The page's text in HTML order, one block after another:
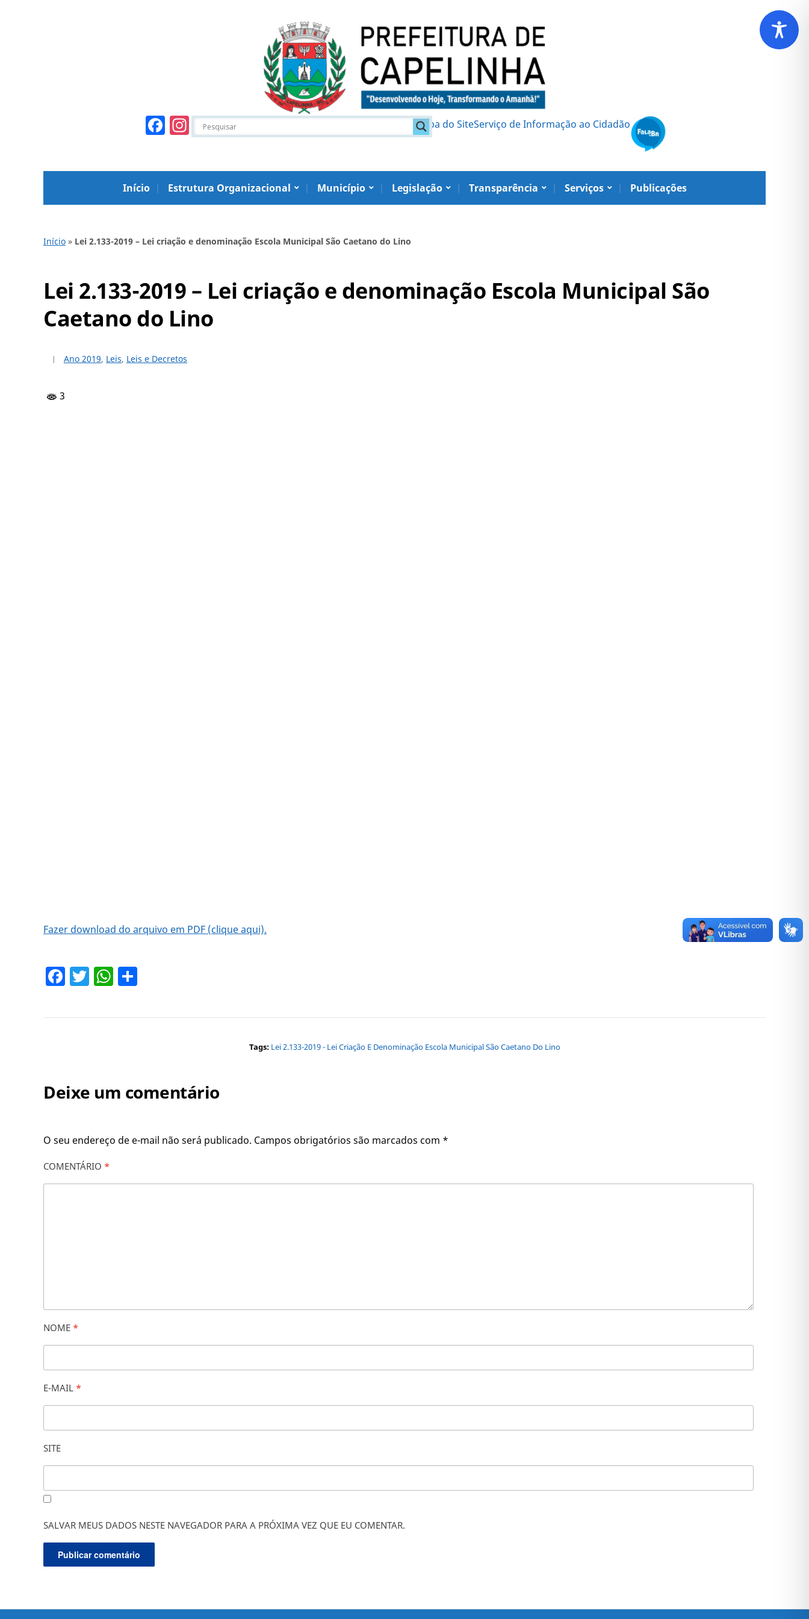
Facebook
Instagram Mapa do SiteServiço de Informação ao Cidadão
Início Estrutura Organizacional Município Legislação Transparência Serviços Publicações
Início » Lei 2.133-2019 – Lei criação e denominação Escola Municipal São Caetano do Lino
Lei 2.133-2019 – Lei criação e denominação Escola Municipal São
Caetano do Lino
Ano 2019, Leis, Leis e Decretos
3
Fazer download do arquivo em PDF (clique aqui).
Facebook
TwitterWhatsApp
Tags: Lei 2.133-2019 - Lei Criação E Denominação Escola Municipal São Caetano Do Lino
Deixe um comentário
O seu endereço de e-mail não será publicado. Campos obrigatórios são marcados com *
COMENTÁRIO *
NOME *
E-MAIL *
SITE
SALVAR MEUS DADOS NESTE NAVEGADOR PARA A PRÓXIMA VEZ QUE EU COMENTAR.